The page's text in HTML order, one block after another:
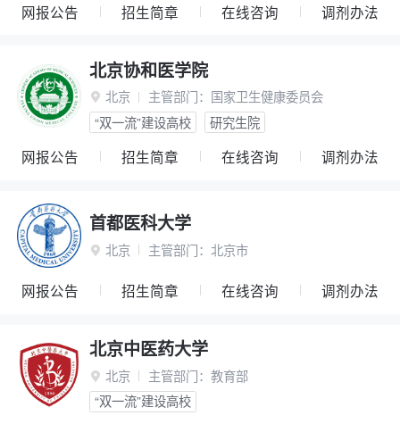
网报公告 招生简章 在线咨询 调剂办法
北京协和医学院
 北京 主管部门： 国家卫生健康委员会
“双一流”建设高校
研究生院
网报公告 招生简章 在线咨询 调剂办法
首都医科大学
 北京 主管部门： 北京市
网报公告 招生简章 在线咨询 调剂办法
北京中医药大学
 北京 主管部门： 教育部
“双一流”建设高校